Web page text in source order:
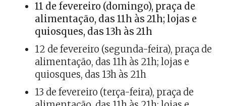
11 de fevereiro (domingo), praça de
alimentação, das 11h às 21h; lojas e
quiosques, das 13h às 21h
12 de fevereiro (segunda-feira), praça de
alimentação, das 11h às 21h; lojas e
quiosques, das 13h às 21h
13 de fevereiro (terça-feira), praça de